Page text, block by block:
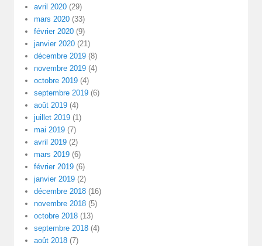
avril 2020 (29)
mars 2020 (33)
février 2020 (9)
janvier 2020 (21)
décembre 2019 (8)
novembre 2019 (4)
octobre 2019 (4)
septembre 2019 (6)
août 2019 (4)
juillet 2019 (1)
mai 2019 (7)
avril 2019 (2)
mars 2019 (6)
février 2019 (6)
janvier 2019 (2)
décembre 2018 (16)
novembre 2018 (5)
octobre 2018 (13)
septembre 2018 (4)
août 2018 (7)